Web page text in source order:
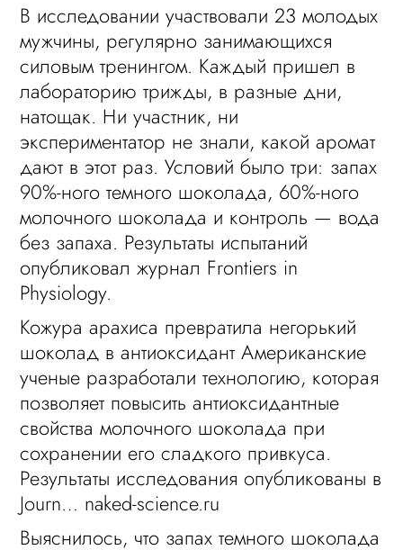
В исследовании участвовали 23 молодых
мужчины, регулярно занимающихся
силовым тренингом. Каждый пришел в
лабораторию трижды, в разные дни,
натощак. Ни участник, ни
экспериментатор не знали, какой аромат
дают в этот раз. Условий было три: запах
90%-ного темного шоколада, 60%-ного
молочного шоколада и контроль — вода
без запаха. Результаты испытаний
опубликовал журнал Frontiers in
Physiology.
Кожура арахиса превратила негорький
шоколад в антиоксидант Американские
ученые разработали технологию, которая
позволяет повысить антиоксидантные
свойства молочного шоколада при
сохранении его сладкого привкуса.
Результаты исследования опубликованы в
Journ… naked-science.ru
Выяснилось, что запах темного шоколада